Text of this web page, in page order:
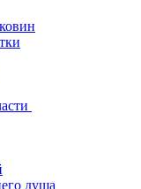
душа